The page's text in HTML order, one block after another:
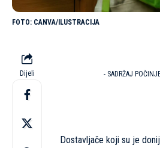
CANVA/ILUSTRACIJA
Dijeli - SADRŽAJ
Dostavljače koji su je